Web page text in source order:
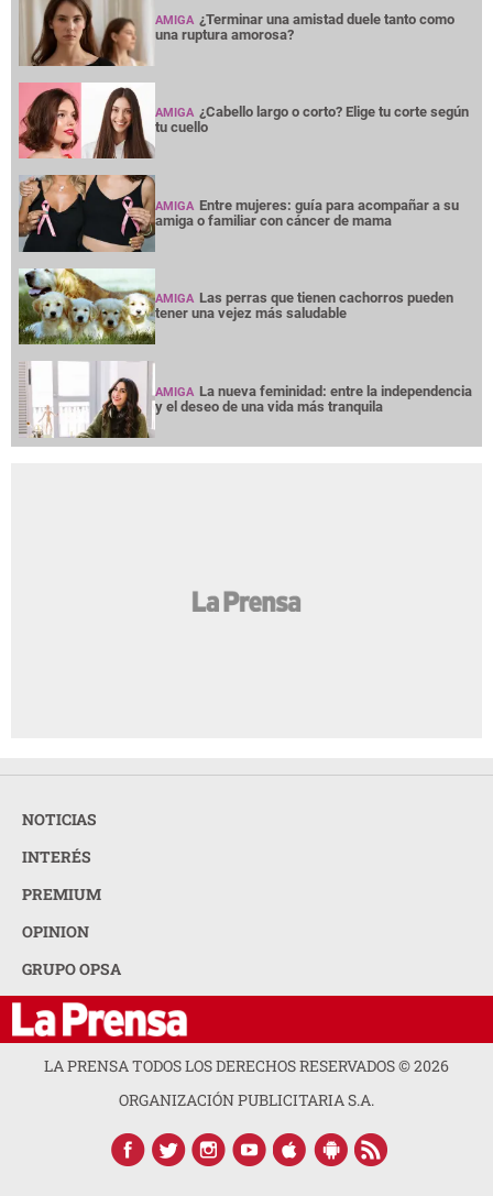
AMIGA ¿Terminar una amistad duele tanto como
una ruptura amorosa?
AMIGA ¿Cabello largo o corto? Elige tu corte según
tu cuello
AMIGA Entre mujeres: guía para acompañar a su
amiga o familiar con cáncer de mama
AMIGA Las perras que tienen cachorros pueden
tener una vejez más saludable
AMIGA La nueva feminidad: entre la independencia
y el deseo de una vida más tranquila
NOTICIAS
INTERÉS
PREMIUM
OPINION
GRUPO OPSA
LA PRENSA TODOS LOS DERECHOS RESERVADOS ©2026
ORGANIZACIÓN PUBLICITARIA S.A.